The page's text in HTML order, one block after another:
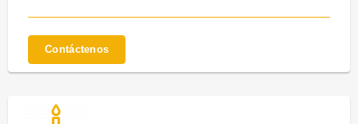
Contáctenos